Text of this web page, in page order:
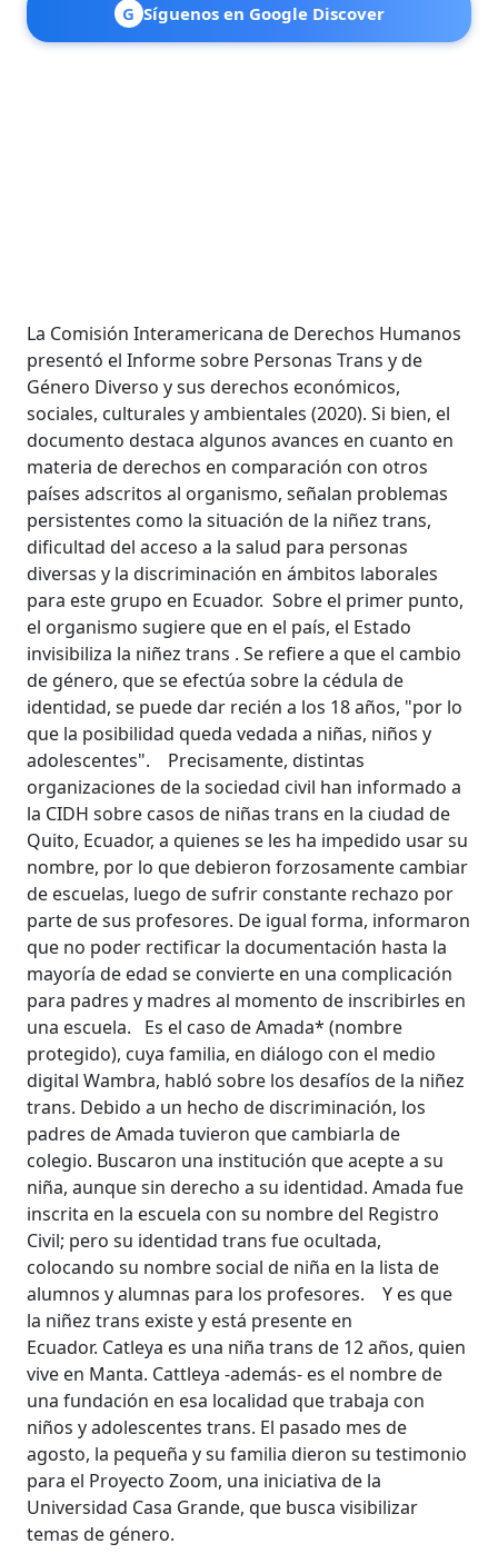
G Síguenos en Google Discover
La Comisión Interamericana de Derechos Humanos
presentó el Informe sobre Personas Trans y de
Género Diverso y sus derechos económicos,
sociales, culturales y ambientales (2020). Si bien, el
documento destaca algunos avances en cuanto en
materia de derechos en comparación con otros
países adscritos al organismo, señalan problemas
persistentes como la situación de la niñez trans,
dificultad del acceso a la salud para personas
diversas y la discriminación en ámbitos laborales
para este grupo en Ecuador. Sobre el primer punto,
el organismo sugiere que en el país, el Estado
invisibiliza la niñez trans . Se refiere a que el cambio
de género, que se efectúa sobre la cédula de
identidad, se puede dar recién a los 18 años, "por lo
que la posibilidad queda vedada a niñas, niños y
adolescentes". Precisamente, distintas
organizaciones de la sociedad civil han informado a
la CIDH sobre casos de niñas trans en la ciudad de
Quito, Ecuador, a quienes se les ha impedido usar su
nombre, por lo que debieron forzosamente cambiar
de escuelas, luego de sufrir constante rechazo por
parte de sus profesores. De igual forma, informaron
que no poder rectificar la documentación hasta la
mayoría de edad se convierte en una complicación
para padres y madres al momento de inscribirles en
una escuela. Es el caso de Amada* (nombre
protegido), cuya familia, en diálogo con el medio
digital Wambra, habló sobre los desafíos de la niñez
trans. Debido a un hecho de discriminación, los
padres de Amada tuvieron que cambiarla de
colegio. Buscaron una institución que acepte a su
niña, aunque sin derecho a su identidad. Amada fue
inscrita en la escuela con su nombre del Registro
Civil; pero su identidad trans fue ocultada,
colocando su nombre social de niña en la lista de
alumnos y alumnas para los profesores. Y es que
la niñez trans existe y está presente en
Ecuador. Catleya es una niña trans de 12 años, quien
vive en Manta. Cattleya -además- es el nombre de
una fundación en esa localidad que trabaja con
niños y adolescentes trans. El pasado mes de
agosto, la pequeña y su familia dieron su testimonio
para el Proyecto Zoom, una iniciativa de la
Universidad Casa Grande, que busca visibilizar
temas de género.